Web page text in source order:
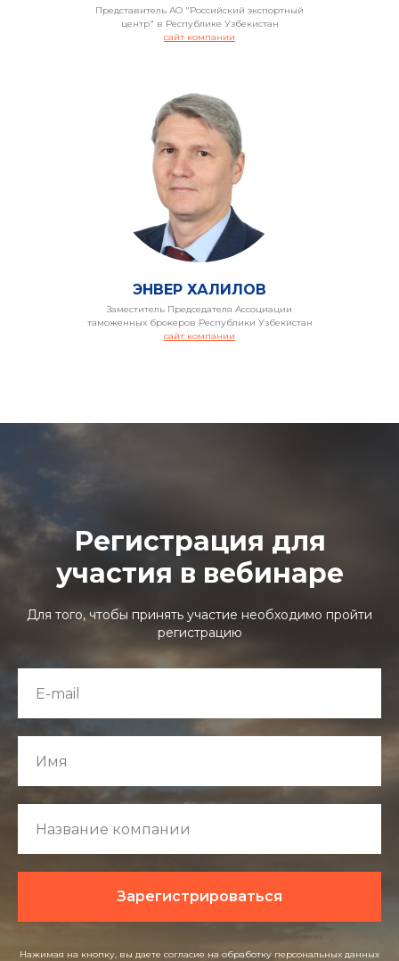
Представитель АО "Российский экспортный
центр" в Республике Узбекистан
сайт компании
ЭНВЕР ХАЛИЛОВ
Заместитель Председателя Ассоциации
таможенных брокеров Республики Узбекистан
сайт компании
Регистрация для
участия в вебинаре
Для того, чтобы принять участие необходимо пройти
регистрацию
Зарегистрироваться
Нажимая на кнопку, вы даете согласие на обработку персональных данных